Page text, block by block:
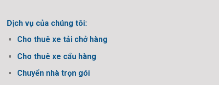
Dịch vụ của chúng tôi:
Cho thuê xe tải chở hàng
Cho thuê xe cẩu hàng
Chuyển nhà trọn gói